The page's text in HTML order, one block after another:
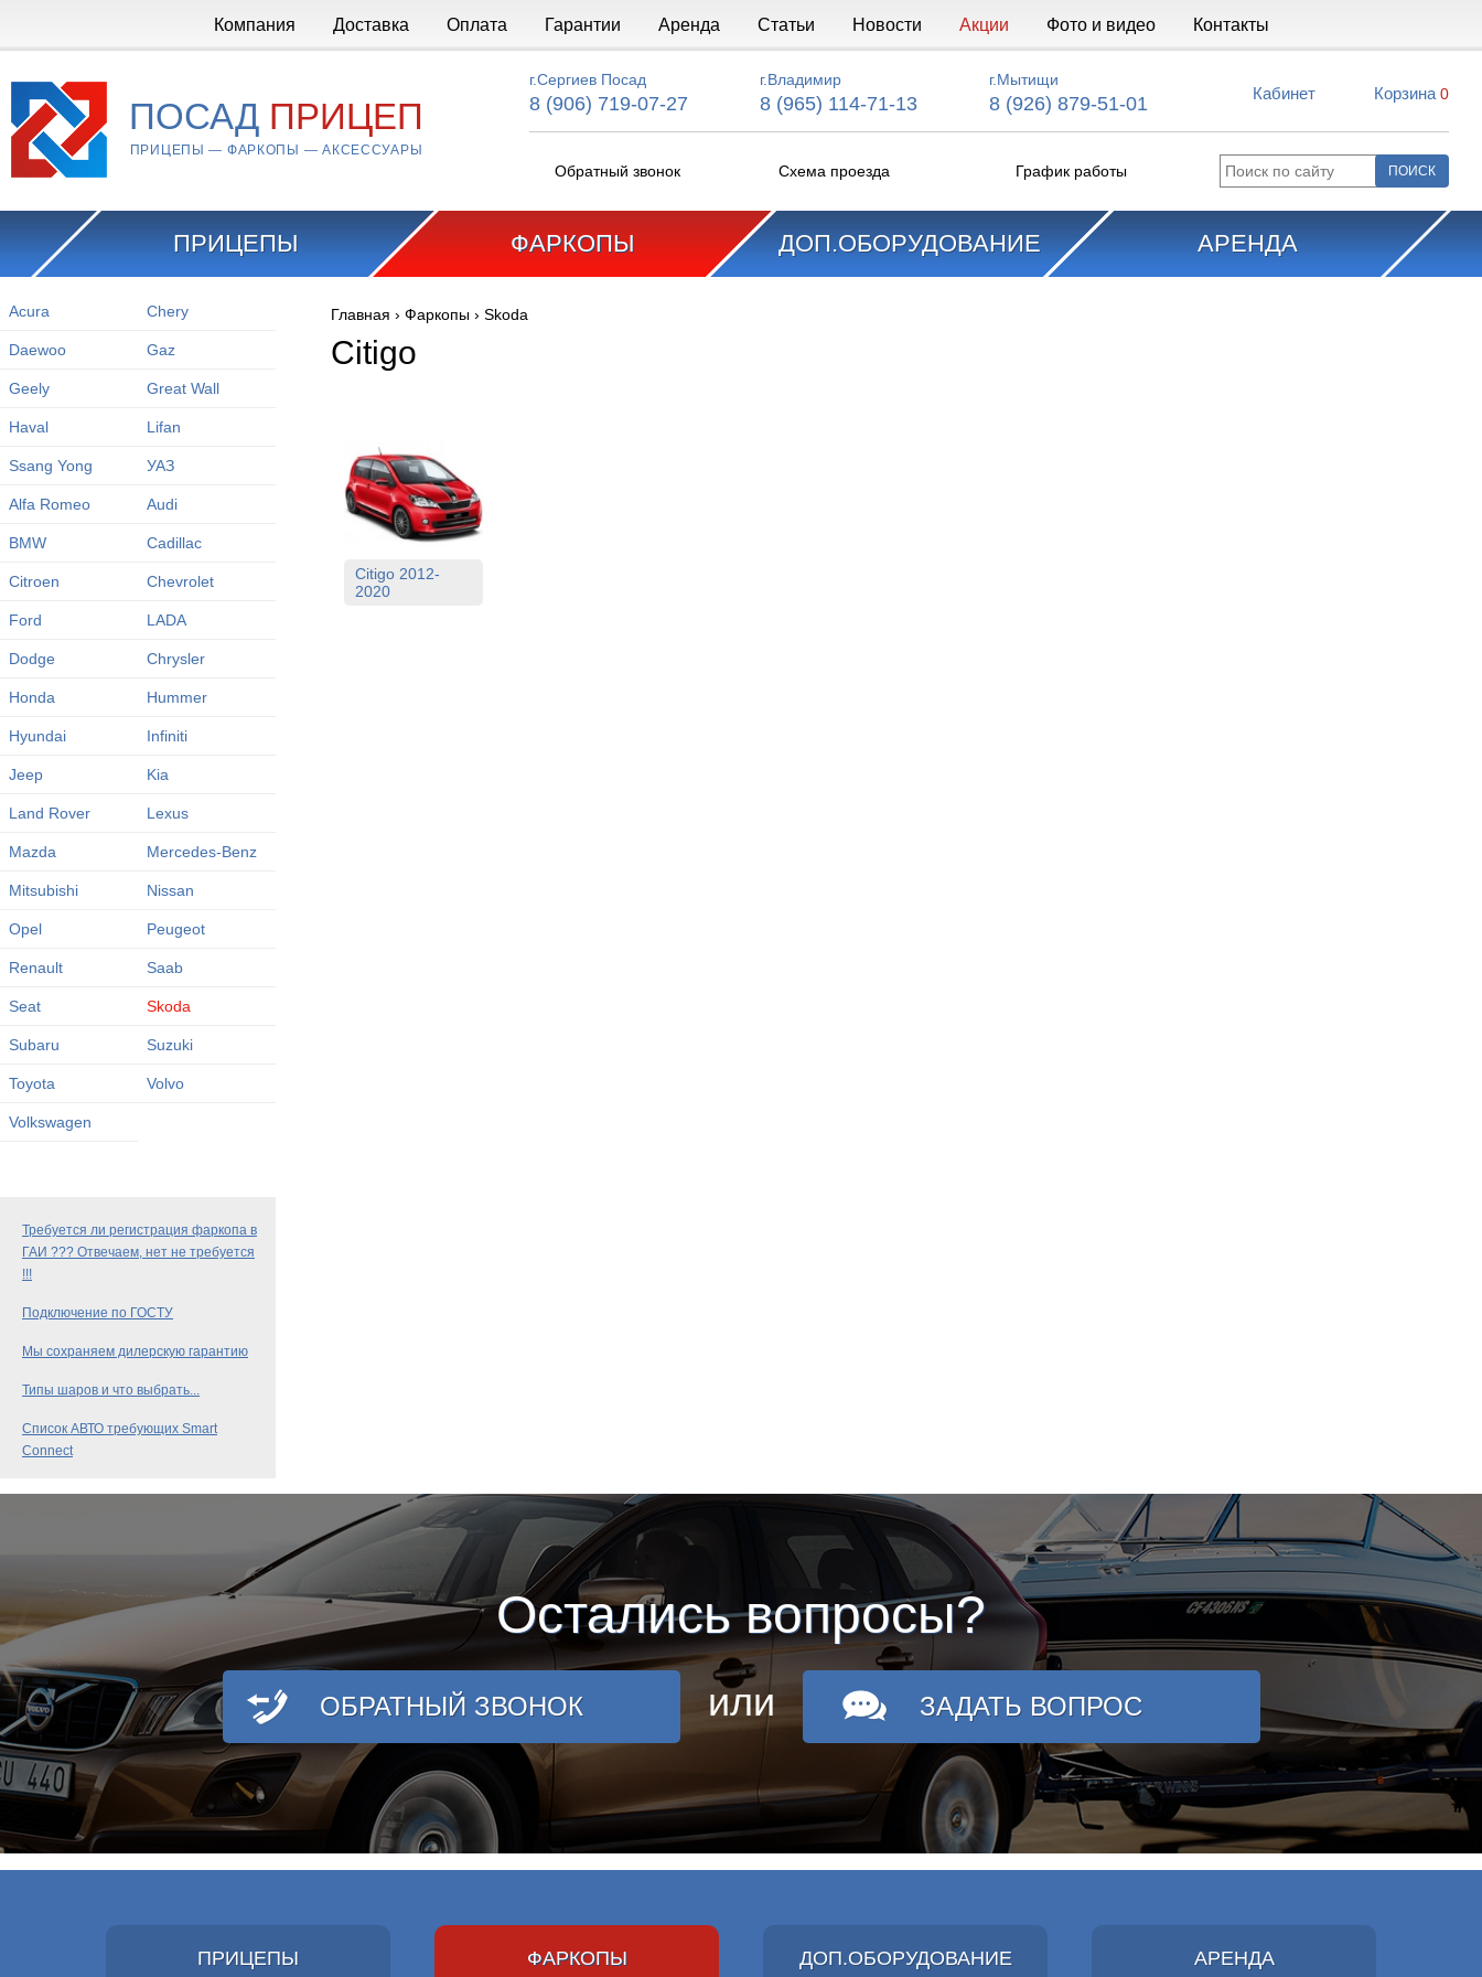
Компания Доставка Оплата Гарантии Аренда Статьи Новости Акции Фото и видео Контакты
ПОСАД ПРИЦЕП
ПРИЦЕПЫ — ФАРКОПЫ — АКСЕССУАРЫ
г.Сергиев Посад
8 (906) 719-07-27
г.Владимир
8 (965) 114-71-13
г.Мытищи
8 (926) 879-51-01 Кабинет Корзина 0
Обратный звонок Схема проезда График работы
ПРИЦЕПЫ ФАРКОПЫ ДОП.ОБОРУДОВАНИЕ АРЕНДА
Acura Chery
Daewoo Gaz
Geely Great Wall
Haval Lifan
Ssang Yong УАЗ
Alfa Romeo Audi
BMW Cadillac
Citroen Chevrolet
Ford LADA
Dodge Chrysler
Honda Hummer
Hyundai Infiniti
Jeep Kia
Land Rover Lexus
Mazda Mercedes-Benz
Mitsubishi Nissan
Opel Peugeot
Renault Saab
Seat Skoda
Subaru Suzuki
Toyota Volvo
Volkswagen
Требуется ли регистрация фаркопа в
ГАИ ??? Отвечаем, нет не требуется
!!!
Подключение по ГОСТУ
Мы сохраняем дилерскую гарантию
Типы шаров и что выбрать...
Список АВТО требующих Smart
Connect
Вы здесь
Главная › Фаркопы › Skoda
Citigo
Citigo 2012-
2020
Остались вопросы?
ОБРАТНЫЙ ЗВОНОК или ЗАДАТЬ ВОПРОС
ПРИЦЕПЫ ФАРКОПЫ ДОП.ОБОРУДОВАНИЕ АРЕНДА